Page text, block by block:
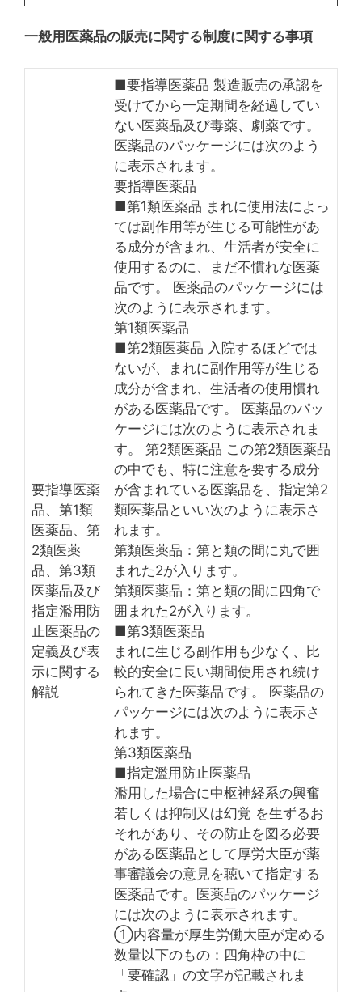
一般用医薬品の販売に関する制度に関する事項
要指導医薬
品、第1類
医薬品、第
2類医薬
品、第3類
医薬品及び
指定濫用防
止医薬品の
定義及び表
示に関する
解説
■要指導医薬品 製造販売の承認を
受けてから一定期間を経過してい
ない医薬品及び毒薬、劇薬です。
医薬品のパッケージには次のよう
に表示されます。
要指導医薬品
■第1類医薬品 まれに使用法によっ
ては副作用等が生じる可能性があ
る成分が含まれ、生活者が安全に
使用するのに、まだ不慣れな医薬
品です。 医薬品のパッケージには
次のように表示されます。
第1類医薬品
■第2類医薬品 入院するほどでは
ないが、まれに副作用等が生じる
成分が含まれ、生活者の使用慣れ
がある医薬品です。 医薬品のパッ
ケージには次のように表示されま
す。 第2類医薬品 この第2類医薬品
の中でも、特に注意を要する成分
が含まれている医薬品を、指定第2
類医薬品といい次のように表示さ
れます。
第類医薬品：第と類の間に丸で囲
まれた2が入ります。
第類医薬品：第と類の間に四角で
囲まれた2が入ります。
■第3類医薬品
まれに生じる副作用も少なく、比
較的安全に長い期間使用され続け
られてきた医薬品です。 医薬品の
パッケージには次のように表示さ
れます。
第3類医薬品
■指定濫用防止医薬品
濫用した場合に中枢神経系の興奮
若しくは抑制又は幻覚 を生ずるお
それがあり、その防止を図る必要
がある医薬品として厚労大臣が薬
事審議会の意見を聴いて指定する
医薬品です。医薬品のパッケージ
には次のように表示されます。
①内容量が厚生労働大臣が定める
数量以下のもの：四角枠の中に
「要確認」の文字が記載されま